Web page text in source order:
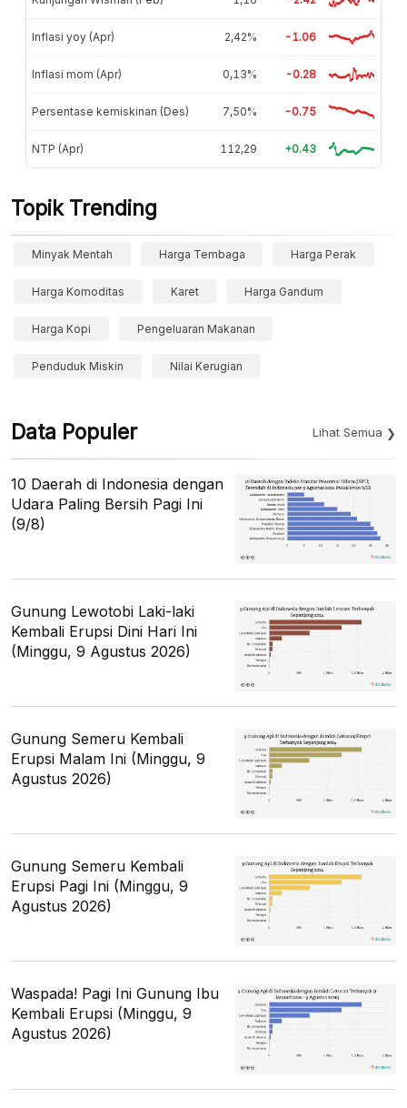
Inflasi yoy (Apr) 2,42% -1.06
Inflasi mom (Apr) 0,13% -0.28
Persentase kemiskinan (Des) 7,50% -0.75
NTP (Apr) 112,29 +0.43
Topik Trending
Minyak Mentah Harga Tembaga Harga Perak
Harga Komoditas Karet Harga Gandum
Harga Kopi Pengeluaran Makanan
Penduduk Miskin Nilai Kerugian
Data Populer Lihat Semua
10 Daerah di Indonesia dengan
Udara Paling Bersih Pagi Ini
(9/8)
Gunung Lewotobi Laki-laki
Kembali Erupsi Dini Hari Ini
(Minggu, 9 Agustus 2026)
Gunung Semeru Kembali
Erupsi Malam Ini (Minggu, 9
Agustus 2026)
Gunung Semeru Kembali
Erupsi Pagi Ini (Minggu, 9
Agustus 2026)
Waspada! Pagi Ini Gunung Ibu
Kembali Erupsi (Minggu, 9
Agustus 2026)